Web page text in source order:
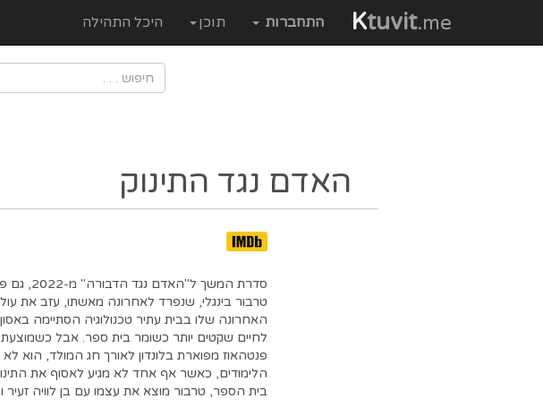
Ktuvit.me התחברות תוכן היכל התהילה
האדם נגד התינוק
סדרת
טרבור בינגלי, שנפרד לאחרונה מאשתו, עזב את
האחרונה שלו בבית עתיר טכנולוגיה הסתיימה
לחיים שקטים יותר כשומר בית ספר. אבל
פנטהאוז מפוארת בלונדון לאורך חג המולד, הוא
הלימודים, כאשר אף אחד לא מגיע לאסוף את
בית הספר, טרבור מוצא את עצמו עם בן לוויה זעיר